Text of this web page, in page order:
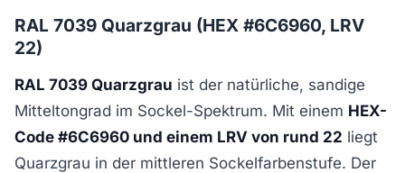
RAL 7039 Quarzgrau (HEX #6C6960, LRV
22)
RAL 7039 Quarzgrau ist der natürliche, sandige
Mitteltongrad im Sockel-Spektrum. Mit einem HEX-
Code #6C6960 und einem LRV von rund 22 liegt
Quarzgrau in der mittleren Sockelfarbenstufe. Der